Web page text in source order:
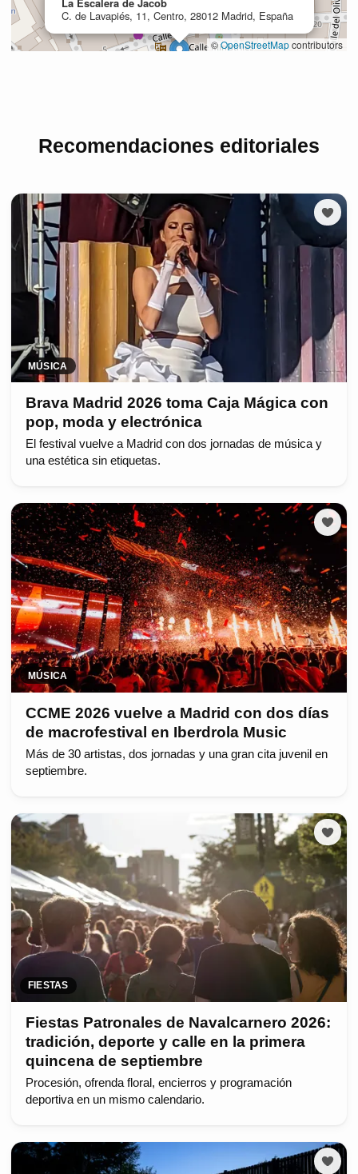
Recomendaciones editoriales
MÚSICA
Brava Madrid 2026 toma Caja Mágica con
pop, moda y electrónica
El festival vuelve a Madrid con dos jornadas de música y
una estética sin etiquetas.
MÚSICA
CCME 2026 vuelve a Madrid con dos días
de macrofestival en Iberdrola Music
Más de 30 artistas, dos jornadas y una gran cita juvenil en
septiembre.
FIESTAS
Fiestas Patronales de Navalcarnero 2026:
tradición, deporte y calle en la primera
quincena de septiembre
Procesión, ofrenda floral, encierros y programación
deportiva en un mismo calendario.